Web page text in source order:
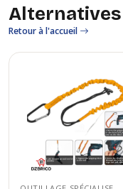
Retour à l'accueil